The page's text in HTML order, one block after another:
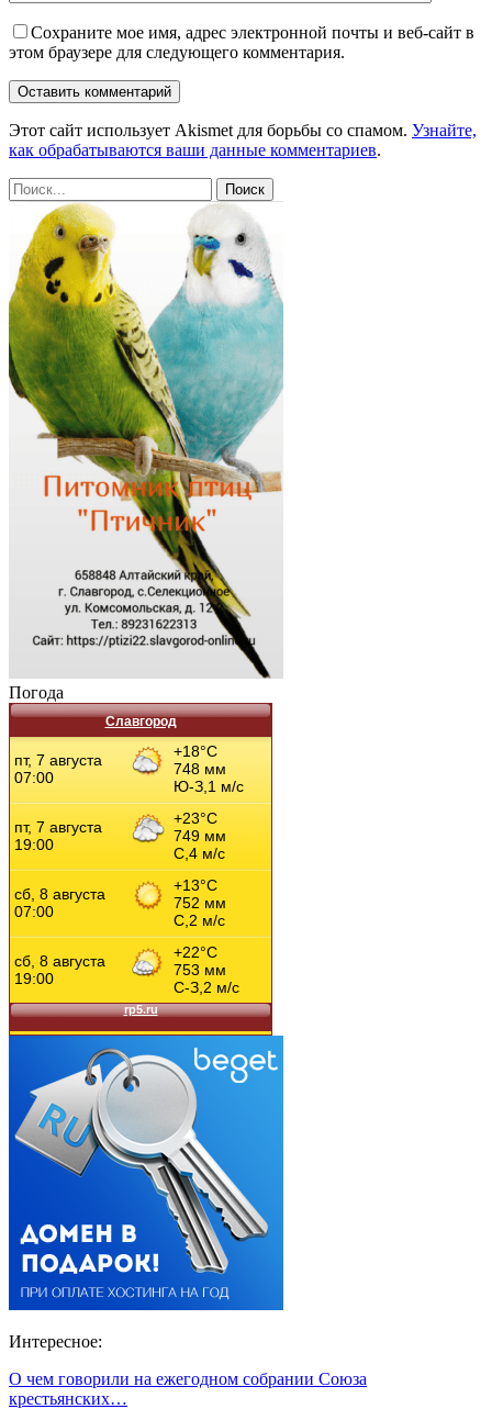
Сохраните мое имя, адрес электронной почты и веб-сайт в
этом браузере для следующего комментария.
Этот сайт использует Akismet для борьбы со спамом. Узнайте,
как обрабатываются ваши данные комментариев.
Погода
Славгород
Интересное:
О чем говорили на ежегодном собрании Союза
крестьянских…